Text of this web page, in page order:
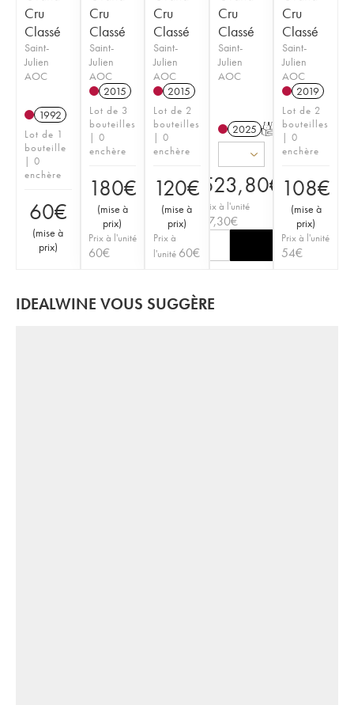
Cru
Classé
Saint-
Julien
AOC
1992
Lot de 1
bouteille
| 0
enchère
60€
(mise à
prix)
Cru
Classé
Saint-
Julien
AOC
2015
Lot de 3
bouteilles
| 0
enchère
180€
(mise à
prix)
Prix à l'unité
60€
Cru
Classé
Saint-
Julien
AOC
2015
Lot de 2
bouteilles
| 0
enchère
120€
(mise à
prix)
Prix à
l'unité 60€
Cru
Classé
Saint-
Julien
AOC
2025 T
523,80€
Prix à l'unité
87,30€
Cru
Classé
Saint-
Julien
AOC
2019
Lot de 2
bouteilles
| 0
enchère
108€
(mise à
prix)
Prix à l'unité
54€
IDEALWINE VOUS SUGGÈRE